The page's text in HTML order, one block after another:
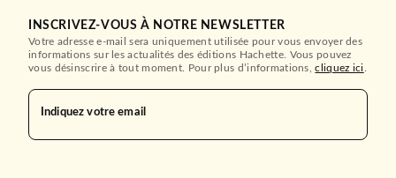
INSCRIVEZ-VOUS À NOTRE NEWSLETTER
Votre adresse e-mail sera uniquement utilisée pour vous envoyer des
informations sur les actualités des éditions Hachette. Vous pouvez
vous désinscrire à tout moment. Pour plus d’informations,cliquez ici
Indiquez votre email